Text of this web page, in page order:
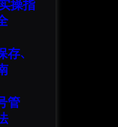
操指
、
管